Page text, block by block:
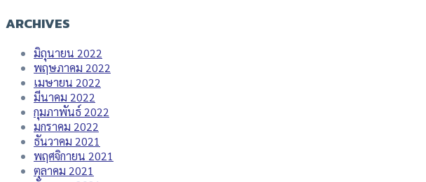
ARCHIVES
มิถุนายน 2022
พฤษภาคม 2022
เมษายน 2022
มีนาคม 2022
กุมภาพันธ์ 2022
มกราคม 2022
ธันวาคม 2021
พฤศจิกายน 2021
ตุลาคม 2021